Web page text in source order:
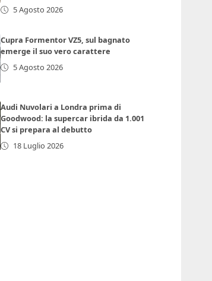
5 Agosto 2026
Cupra Formentor VZ5, sul bagnato
emerge il suo vero carattere
5 Agosto 2026
Audi Nuvolari a Londra prima di
Goodwood: la supercar ibrida da 1.001
CV si prepara al debutto
18 Luglio 2026